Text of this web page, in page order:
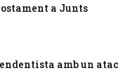
a Junts
amb un atac